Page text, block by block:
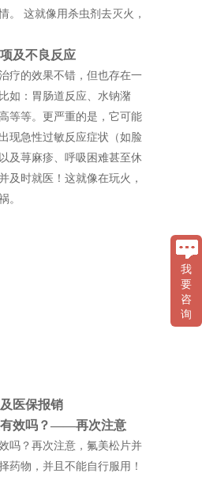
。 这就像用杀虫剂去灭火，
及不良反应
疗的效果不错，但也存在一
如：胃肠道反应、水钠潴
等等。更严重的是，它可能
现急性过敏反应症状（如脸
及荨麻疹、呼吸困难甚至休
及时就医！这就像在玩火，
。
医保报销
有效吗？——再次注意
吗？再次注意，氟美松片并
药物，并且不能自行服用！
我
要
咨
询